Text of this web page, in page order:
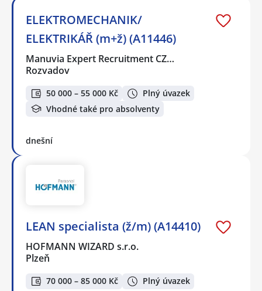
ELEKTROMECHANIK/
ELEKTRIKÁŘ (m+ž) (A11446)
Manuvia Expert Recruitment CZ…
Rozvadov
50 000 – 55 000 Kč
Plný úvazek
Vhodné také pro absolventy
dnešní
LEAN specialista (ž/m) (A14410)
HOFMANN WIZARD s.r.o.
Plzeň
70 000 – 85 000 Kč Plný úvazek